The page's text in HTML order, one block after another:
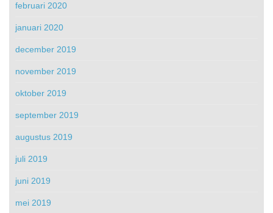
februari 2020
januari 2020
december 2019
november 2019
oktober 2019
september 2019
augustus 2019
juli 2019
juni 2019
mei 2019